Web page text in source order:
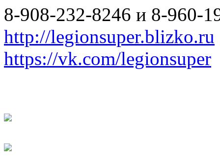
8-908-232-8246 и 8-960-
http://legionsuper.blizko.ru
https://vk.com/legionsuper